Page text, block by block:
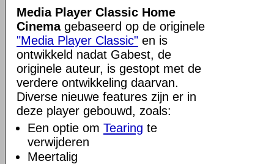
Media Player Classic Home
Cinemagebaseerd op de originele
"Media Player Classic" en is
ontwikkeld nadat Gabest, de
originele auteur, is gestopt met de
verdere ontwikkeling daarvan.
Diverse nieuwe features zijn er in
deze player gebouwd, zoals:
Een optie om Tearing te
verwijderen
Meertalig